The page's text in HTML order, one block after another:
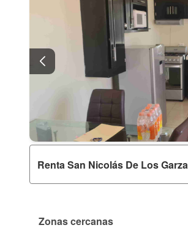
Renta San Nicolás De Los Garza
Zonas cercanas